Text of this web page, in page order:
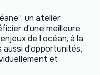
un atelier
d'une meilleure
de l’océan, à la
d'opportunités,
et